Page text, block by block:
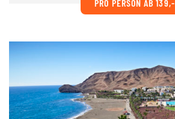
PRO PERSON AB 139,-